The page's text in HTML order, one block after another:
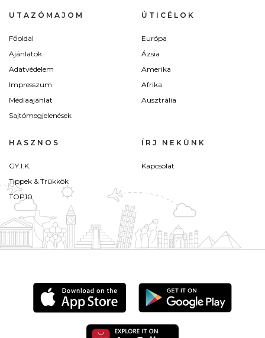
UTAZÓMAJOM
Főoldal
Ajánlatok
Adatvédelem
Impresszum
Médiaajánlat
Sajtómegjelenések
ÚTICÉLOK
Európa
Ázsia
Amerika
Afrika
Ausztrália
HASZNOS
GY.I.K.
Tippek & Trükkök
TOP10
ÍRJ NEKÜNK
Kapcsolat